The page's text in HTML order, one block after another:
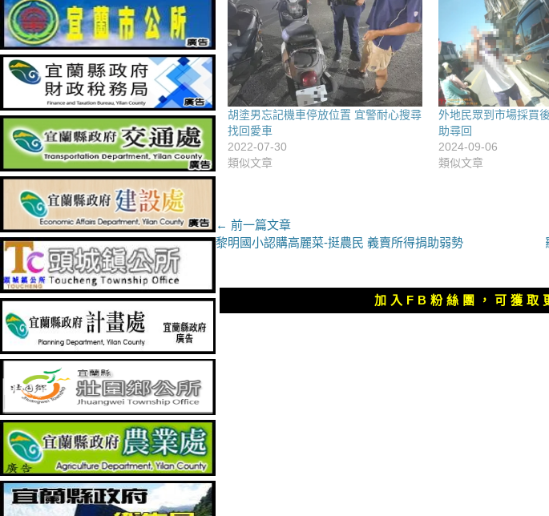
胡塗男忘記機車停放位置 宜警耐心搜尋
找回愛車
2022-07-30
類似文章
外地民眾到市場採買
助尋回
2024-09-06
類似文章
文
章
導
覽
← 前一篇文章
上
文
章：
黎明國小認購高麗菜-挺農民 義賣所得捐助弱勢
加入FB粉絲團，可獲取